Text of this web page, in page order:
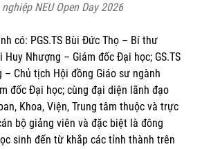
NEU Open Day 2026
có: PGS.TS Bùi Đức Thọ – Bí thư
Huy Nhượng – Giám đốc Đại học; GS.TS
– Chủ tịch Hội đồng Giáo sư ngành
đốc Đại học; cùng đại diện lãnh đạo
Khoa, Viện, Trung tâm thuộc và trực
bộ giảng viên và đặc biệt là đông
sinh đến từ khắp các tỉnh thành trên